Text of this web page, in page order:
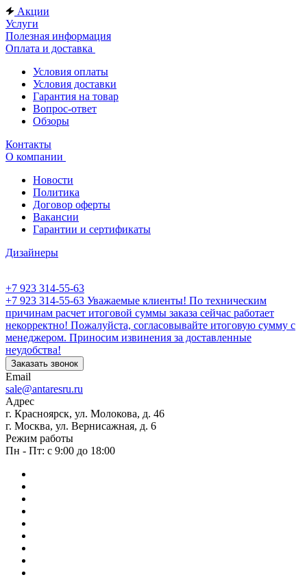
Акции
Услуги
Полезная информация
Оплата и доставка
Условия оплаты
Условия доставки
Гарантия на товар
Вопрос-ответ
Обзоры
Контакты
О компании
Новости
Политика
Договор оферты
Вакансии
Гарантии и сертификаты
Дизайнеры
+7 923 314-55-63
+7 923 314-55-63 Уважаемые клиенты! По техническим
причинам расчет итоговой суммы заказа сейчас работает
некорректно! Пожалуйста, согласовывайте итоговую сумму с
менеджером. Приносим извинения за доставленные
неудобства!
Заказать звонок
Email
sale@antaresru.ru
Адрес
г. Красноярск, ул. Молокова, д. 46
г. Москва, ул. Вернисажная, д. 6
Режим работы
Пн - Пт: с 9:00 до 18:00